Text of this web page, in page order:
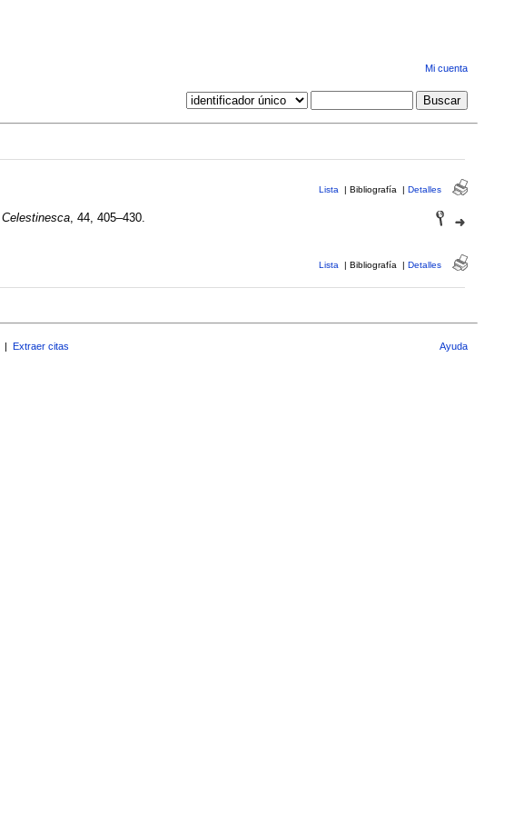
Mi cuenta
Lista | Bibliografía | Detalles
Celestinesca, 44, 405–430.
Lista | Bibliografía | Detalles
| Extraer citas Ayuda